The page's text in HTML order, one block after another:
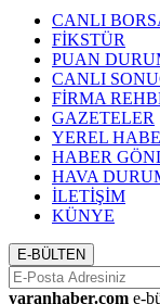
CANLI
FİKSTÜR
PUAN
CANLI
FİRMA
GAZETELER
YEREL
HABER
HAVA
İLETİŞİM
KÜNYE
E-BÜLTEN
yaranhaber.com e-